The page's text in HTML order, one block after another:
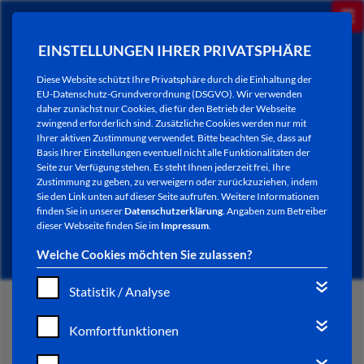
EINSTELLUNGEN IHRER PRIVATSPHÄRE
Diese Website schützt Ihre Privatsphäre durch die Einhaltung der
EU-Datenschutz-Grundverordnung (DSGVO). Wir verwenden
daher zunächst nur Cookies, die für den Betrieb der Webseite
zwingend erforderlich sind. Zusätzliche Cookies werden nur mit
Ihrer aktiven Zustimmung verwendet. Bitte beachten Sie, dass auf
Basis Ihrer Einstellungen eventuell nicht alle Funktionalitäten der
Seite zur Verfügung stehen. Es steht Ihnen jederzeit frei, Ihre
Zustimmung zu geben, zu verweigern oder zurückzuziehen, indem
Sie den Link unten auf dieser Seite aufrufen. Weitere Informationen
finden Sie in unsererDatenschutzerklärung. Angaben zum Betreiber
dieser Webseite finden Sie im Impressum.
Welche Cookies möchten Sie zulassen?
Statistik / Analyse
Komfortfunktionen
NEWSLETTER / CITY LETTER
START